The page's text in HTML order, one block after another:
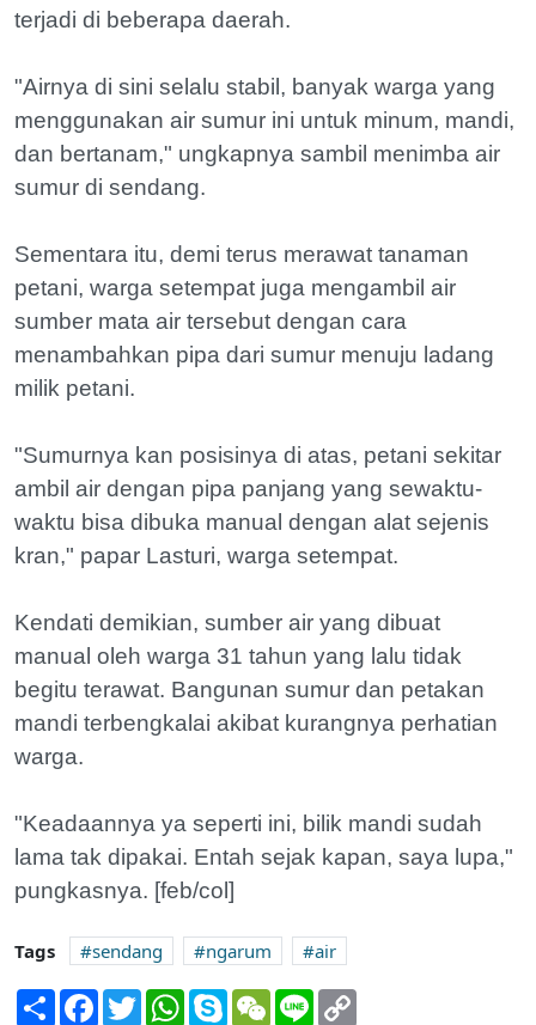
terjadi di beberapa daerah.
"Airnya di sini selalu stabil, banyak warga yang
menggunakan air sumur ini untuk minum, mandi,
dan bertanam," ungkapnya sambil menimba air
sumur di sendang.
Sementara itu, demi terus merawat tanaman
petani, warga setempat juga mengambil air
sumber mata air tersebut dengan cara
menambahkan pipa dari sumur menuju ladang
milik petani.
"Sumurnya kan posisinya di atas, petani sekitar
ambil air dengan pipa panjang yang sewaktu-
waktu bisa dibuka manual dengan alat sejenis
kran," papar Lasturi, warga setempat.
Kendati demikian, sumber air yang dibuat
manual oleh warga 31 tahun yang lalu tidak
begitu terawat. Bangunan sumur dan petakan
mandi terbengkalai akibat kurangnya perhatian
warga.
"Keadaannya ya seperti ini, bilik mandi sudah
lama tak dipakai. Entah sejak kapan, saya lupa,"
pungkasnya. [feb/col]
Tags sendang ngarum
air
Share Facebook
TwitterWhatsApp
SkypeWeChatLine